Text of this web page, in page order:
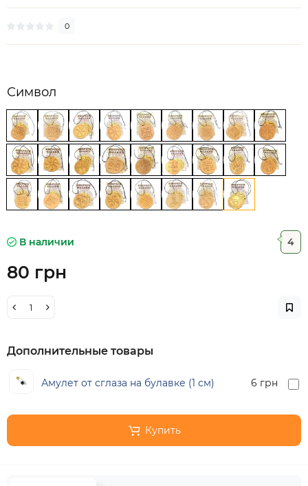
0
Символ
В наличии 4
80 грн
Дополнительные товары
Амулет от сглаза на булавке (1 см) 6 грн
Купить